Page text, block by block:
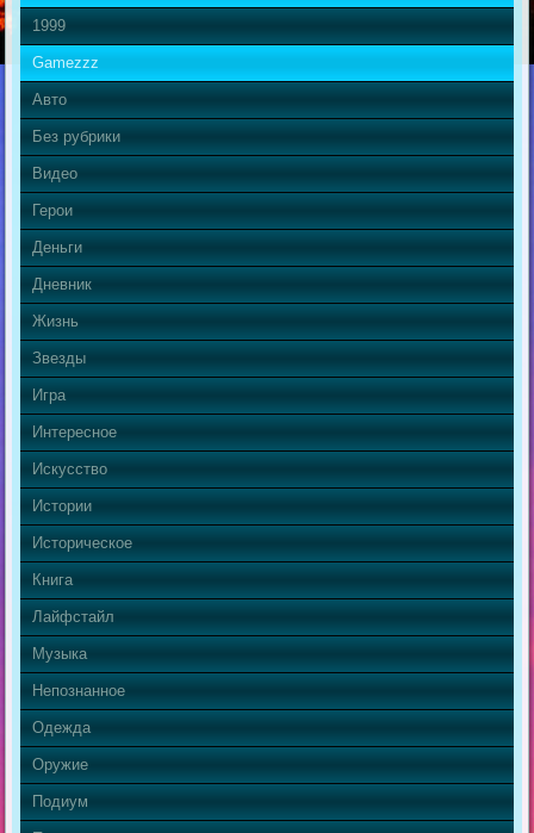
1999
Gamezzz
Авто
Без рубрики
Видео
Герои
Деньги
Дневник
Жизнь
Звезды
Игра
Интересное
Искусство
Истории
Историческое
Книга
Лайфстайл
Музыка
Непознанное
Одежда
Оружие
Подиум